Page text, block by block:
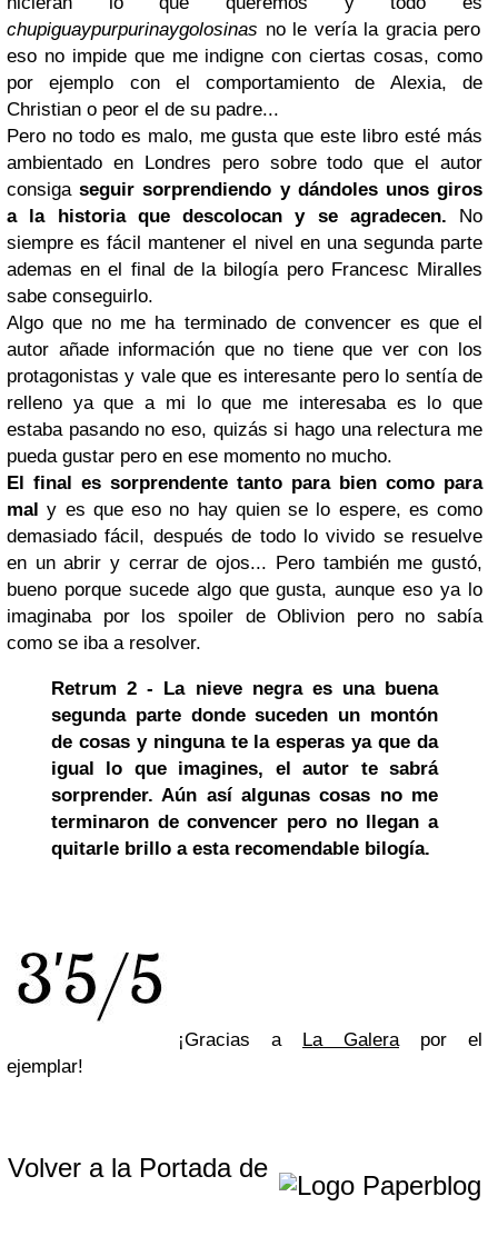
chupiguaypurpurinaygolosinas no le vería la gracia pero
eso no impide que me indigne con ciertas cosas, como
por ejemplo con el comportamiento de Alexia, de
Christian o peor el de su padre...
Pero no todo es malo, me gusta que este libro esté más
ambientado en Londres pero sobre todo que el autor
consiga seguir sorprendiendo y dándoles unos giros
a la historia que descolocan y se agradecen. No
siempre es fácil mantener el nivel en una segunda parte
ademas en el final de la bilogía pero Francesc Miralles
sabe conseguirlo.
Algo que no me ha terminado de convencer es que el
autor añade información que no tiene que ver con los
protagonistas y vale que es interesante pero lo sentía de
relleno ya que a mi lo que me interesaba es lo que
estaba pasando no eso, quizás si hago una relectura me
pueda gustar pero en ese momento no mucho.
El final es sorprendente tanto para bien como para
mal y es que eso no hay quien se lo espere, es como
demasiado fácil, después de todo lo vivido se resuelve
en un abrir y cerrar de ojos... Pero también me gustó,
bueno porque sucede algo que gusta, aunque eso ya lo
imaginaba por los spoiler de Oblivion pero no sabía
como se iba a resolver.
Retrum 2 - La nieve negra es una buena
segunda parte donde suceden un montón
de cosas y ninguna te la esperas ya que da
igual lo que imagines, el autor te sabrá
sorprender. Aún así algunas cosas no me
terminaron de convencer pero no llegan a
quitarle brillo a esta recomendable bilogía.
¡Gracias a La Galera por el
ejemplar!
Volver a la Portada de